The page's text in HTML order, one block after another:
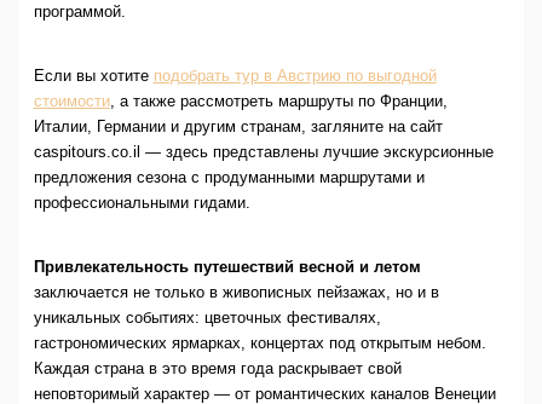
программой.
Если вы хотите подобрать тур в Австрию по выгодной
стоимости, а также рассмотреть маршруты по Франции,
Италии, Германии и другим странам, загляните на сайт
caspitours.co.il — здесь представлены лучшие экскурсионные
предложения сезона с продуманными маршрутами и
профессиональными гидами.
Привлекательность путешествий весной и летом
заключается не только в живописных пейзажах, но и в
уникальных событиях: цветочных фестивалях,
гастрономических ярмарках, концертах под открытым небом.
Каждая страна в это время года раскрывает свой
неповторимый характер — от романтических каналов Венеции